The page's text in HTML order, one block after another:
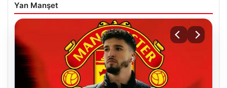
Yan Manşet